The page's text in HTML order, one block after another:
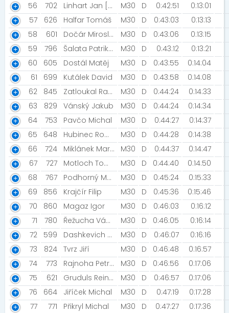
56
702 Linhart Jan [Ňuňáci] M30 D 0:42:51
0:13:01
57
626 Halfar Tomáš M30 D 0:43:03
0:13:13
58
601 Dočár Miroslav [Trenčín] M30 D 0:43:06
0:13:15
59
796 Šalata Patrik [BK Skřipov] M30 D 0:43:12
0:13:21
60
605 Dostál Matěj M30 D 0:43:55
0:14:04
61
699 Kutálek David M30 D 0:43:58
0:14:08
62
845 Zatloukal Radim M30 D 0:44:24
0:14:33
63
829 Vánský Jakub M30 D 0:44:24
0:14:34
64
753 Pavčo Michal M30 D 0:44:27
0:14:37
65
648 Hubinec Roman [J-Elita Ostrava] M30 D 0:44:28
0:14:38
66
724 Miklánek Martin M30 D 0:44:37
0:14:47
67
727 Motloch Tomáš M30 D 0:44:40
0:14:50
68
767 Podhorný Martin M30 D 0:45:24
0:15:33
69
856 Krajčír Filip M30 D 0:45:36
0:15:46
70
860 Magaz Igor M30 D 0:46:03
0:16:12
71
780 Řežucha Václav M30 D 0:46:05
0:16:14
72
599 Dashkevich Dzmitry M30 D 0:46:07
0:16:16
73
824 Tvrz Jiří M30 D 0:46:48
0:16:57
74
773 Rajnoha Petr [Rejsci] M30 D 0:46:56
0:17:06
75
621 Gruduls Reinis [Varaklani] M30 D 0:46:57
0:17:06
76
664 Jiříček Michal M30 D 0:47:19
0:17:28
77
771 Přikryl Michal M30 D 0:47:27
0:17:36